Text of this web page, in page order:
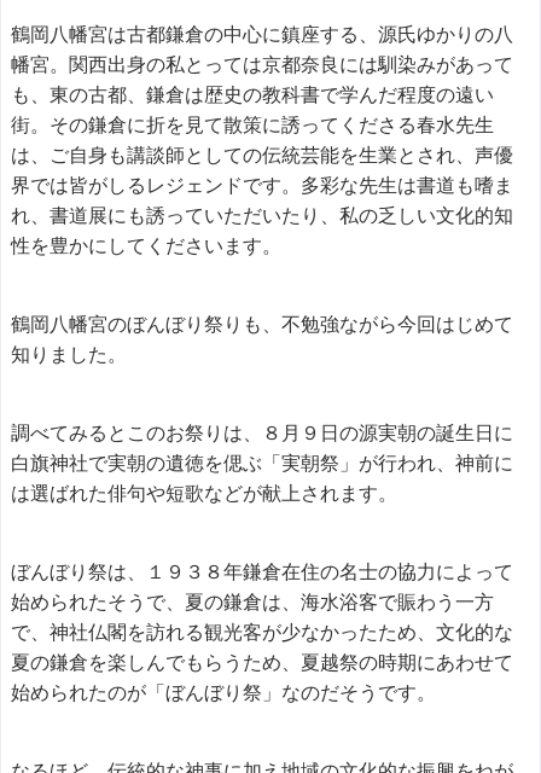
鶴岡八幡宮は古都鎌倉の中心に鎮座する、源氏ゆかりの八
幡宮。関西出身の私とっては京都奈良には馴染みがあって
も、東の古都、鎌倉は歴史の教科書で学んだ程度の遠い
街。その鎌倉に折を見て散策に誘ってくださる春水先生
は、ご自身も講談師としての伝統芸能を生業とされ、声優
界では皆がしるレジェンドです。多彩な先生は書道も嗜ま
れ、書道展にも誘っていただいたり、私の乏しい文化的知
性を豊かにしてくださいます。
鶴岡八幡宮のぼんぼり祭りも、不勉強ながら今回はじめて
知りました。
調べてみるとこのお祭りは、８月９日の源実朝の誕生日に
白旗神社で実朝の遺徳を偲ぶ「実朝祭」が行われ、神前に
は選ばれた俳句や短歌などが献上されます。
ぼんぼり祭は、１９３８年鎌倉在住の名士の協力によって
始められたそうで、夏の鎌倉は、海水浴客で賑わう一方
で、神社仏閣を訪れる観光客が少なかったため、文化的な
夏の鎌倉を楽しんでもらうため、夏越祭の時期にあわせて
始められたのが「ぼんぼり祭」なのだそうです。